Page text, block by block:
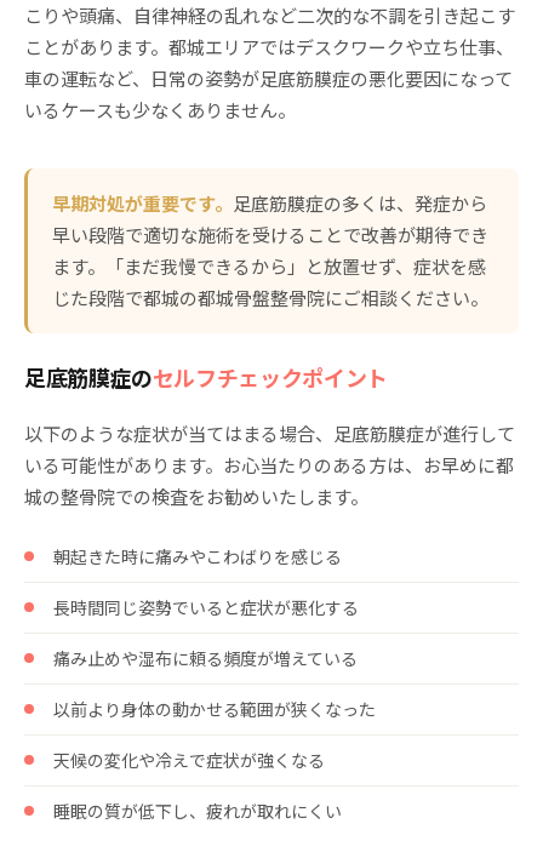
こりや頭痛、自律神経の乱れなど二次的な不調を引き起こす
ことがあります。都城エリアではデスクワークや立ち仕事、
車の運転など、日常の姿勢が足底筋膜症の悪化要因になって
いるケースも少なくありません。
早期対処が重要です。 足底筋膜症の多くは、発症から
早い段階で適切な施術を受けることで改善が期待でき
ます。「まだ我慢できるから」と放置せず、症状を感
じた段階で都城の都城骨盤整骨院にご相談ください。
足底筋膜症のセルフチェックポイント
以下のような症状が当てはまる場合、足底筋膜症が進行して
いる可能性があります。お心当たりのある方は、お早めに都
城の整骨院での検査をお勧めいたします。
朝起きた時に痛みやこわばりを感じる
長時間同じ姿勢でいると症状が悪化する
痛み止めや湿布に頼る頻度が増えている
以前より身体の動かせる範囲が狭くなった
天候の変化や冷えで症状が強くなる
睡眠の質が低下し、疲れが取れにくい